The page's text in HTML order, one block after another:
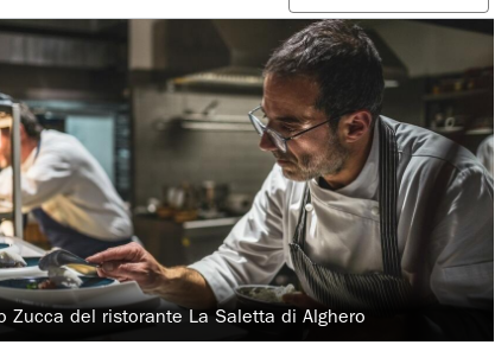
Zucca del ristorante La Saletta di Alghero